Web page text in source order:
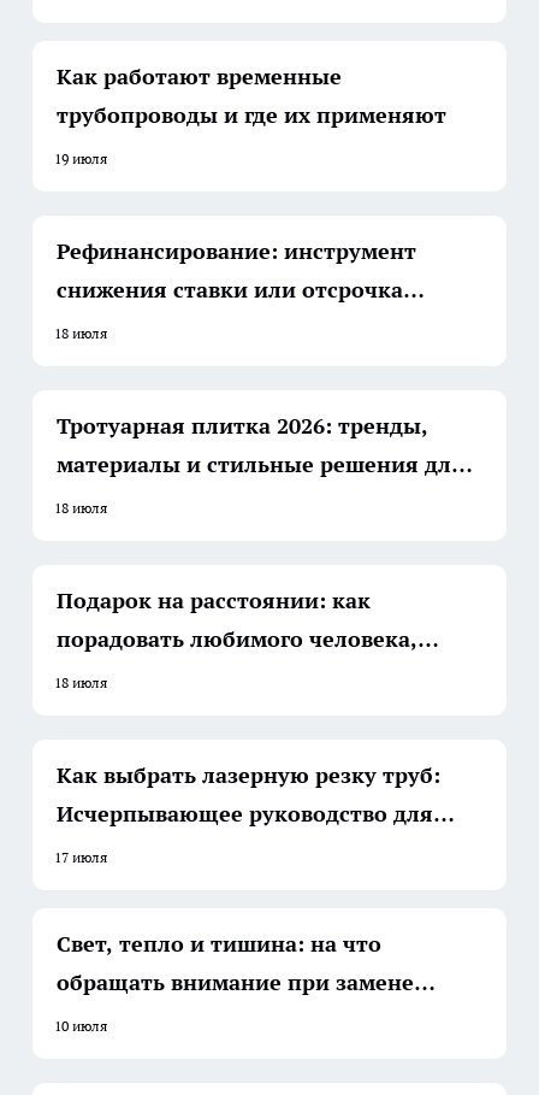
Как работают временные
трубопроводы и где их применяют
19 июля
Рефинансирование: инструмент
снижения ставки или отсрочка
неизбежного
18 июля
Тротуарная плитка 2026: тренды,
материалы и стильные решения для
участка
18 июля
Подарок на расстоянии: как
порадовать любимого человека,
когда вы далеко
18 июля
Как выбрать лазерную резку труб:
Исчерпывающее руководство для
вашего бизнеса
17 июля
Свет, тепло и тишина: на что
обращать внимание при замене
светопрозрачных конструкций
10 июля